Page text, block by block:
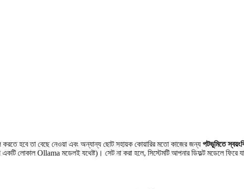
হবে তা বেছে নেওয়া এবং অন্যান্য ছোট সহায়ক কোয়ারির মতো কাজের জন্য পটভূমিতে
লোকাল Ollama মডেলই যথেষ্ট)। সেট না করা হলে, সিস্টেমটি আপনার ডিফল্ট মডেলে ফিরে